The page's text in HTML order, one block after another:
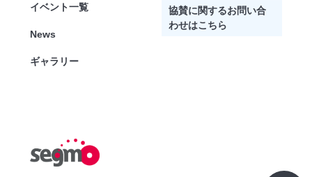
イベント一覧
News
ギャラリー
協賛に関するお問い合
わせはこちら